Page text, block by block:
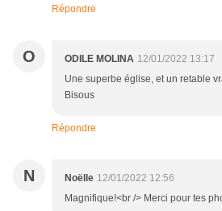
Répondre
O ODILE MOLINA 12/01/2022 13:17
Une superbe église, et un retable
Bisous
Répondre
N Noëlle 12/01/2022 12:56
Magnifique!<br /> Merci pour tes